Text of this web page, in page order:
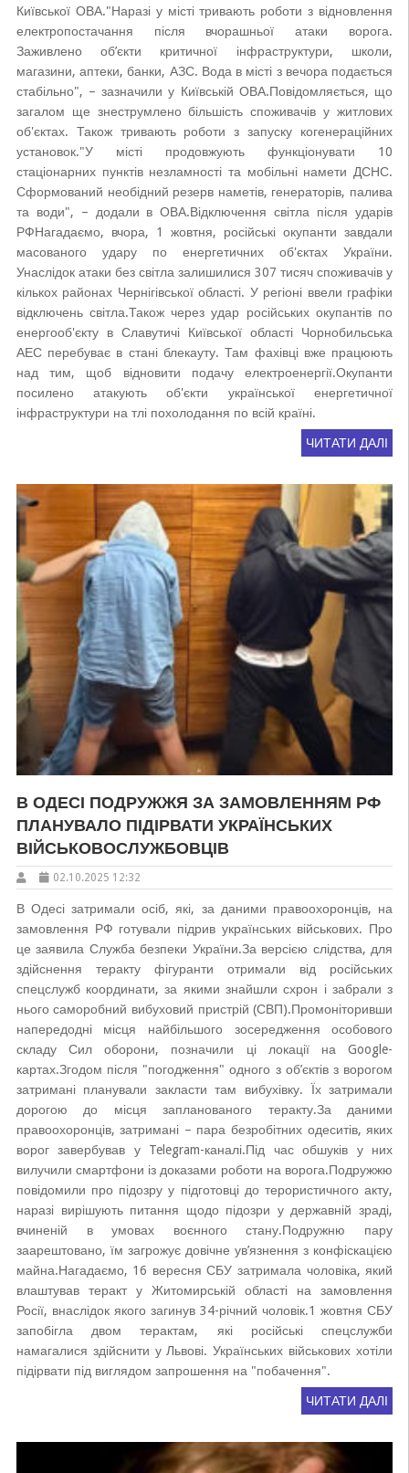
Київської ОВА."Наразі у місті тривають роботи з відновлення
електропостачання після вчорашньої атаки ворога.
Заживлено об’єкти критичної інфраструктури, школи,
магазини, аптеки, банки, АЗС. Вода в місті з вечора подається
стабільно", – зазначили у Київській ОВА.Повідомляється, що
загалом ще знеструмлено більшість споживачів у житлових
об'єктах. Також тривають роботи з запуску когенераційних
установок."У місті продовжують функціонувати 10
стаціонарних пунктів незламності та мобільні намети ДСНС.
Сформований необідний резерв наметів, генераторів, палива
та води", – додали в ОВА.Відключення світла після ударів
РФ Нагадаємо, вчора, 1 жовтня, російські окупанти завдали
масованого удару по енергетичних об'єктах України.
Унаслідок атаки без світла залишилися 307 тисяч споживачів у
кількох районах Чернігівської області. У регіоні ввели графіки
відключень світла.Також через удар російських окупантів по
енергооб'єкту в Славутичі Київської області Чорнобильська
АЕС перебуває в стані блекауту. Там фахівці вже працюють
над тим, щоб відновити подачу електроенергії.Окупанти
посилено атакують об'єкти української енергетичної
інфраструктури на тлі похолодання по всій країні.
ЧИТАТИ ДАЛІ
В ОДЕСІ ПОДРУЖЖЯ ЗА ЗАМОВЛЕННЯМ РФ
ПЛАНУВАЛО ПІДІРВАТИ УКРАЇНСЬКИХ
ВІЙСЬКОВОСЛУЖБОВЦІВ
02.10.2025 12:32
В Одесі затримали осіб, які, за даними правоохоронців, на
замовлення РФ готували підрив українських військових. Про
це заявила Служба безпеки України.За версією слідства, для
здійснення теракту фігуранти отримали від російських
спецслужб координати, за якими знайшли схрон і забрали з
нього саморобний вибуховий пристрій (СВП).Промоніторивши
напередодні місця найбільшого зосередження особового
складу Сил оборони, позначили ці локації на Google-
картах.Згодом після "погодження" одного з об’єктів з ворогом
затримані планували закласти там вибухівку. Їх затримали
дорогою до місця запланованого теракту.За даними
правоохоронців, затримані – пара безробітних одеситів, яких
ворог завербував у Telegram-каналі.Під час обшуків у них
вилучили смартфони із доказами роботи на ворога.Подружжю
повідомили про підозру у підготовці до терористичного акту,
наразі вирішують питання щодо підозри у державній зраді,
вчиненій в умовах воєнного стану.Подружню пару
заарештовано, їм загрожує довічне ув’язнення з конфіскацією
майна.Нагадаємо, 16 вересня СБУ затримала чоловіка, який
влаштував теракт у Житомирській області на замовлення
Росії, внаслідок якого загинув 34-річний чоловік.1 жовтня СБУ
запобігла двом терактам, які російські спецслужби
намагалися здійснити у Львові. Українських військових хотіли
підірвати під виглядом запрошення на "побачення".
ЧИТАТИ ДАЛІ